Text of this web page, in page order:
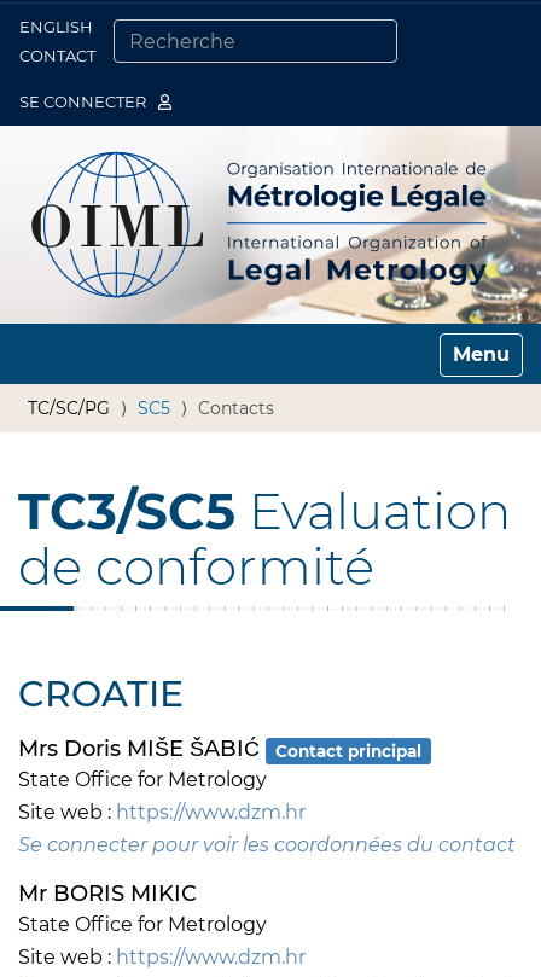
ENGLISH
CONTACT
SE CONNECTER
Toggle
TC/SC/PG SC5 Contacts
TC3/SC5 Evaluation
de conformité
CROATIE
Mrs Doris MIŠE ŠABIĆ Contact principal
State Office for Metrology
Site web : https://www.dzm.hr
Se connecter pour voir les coordonnées du contact
Mr BORIS MIKIC
State Office for Metrology
Site web : https://www.dzm.hr